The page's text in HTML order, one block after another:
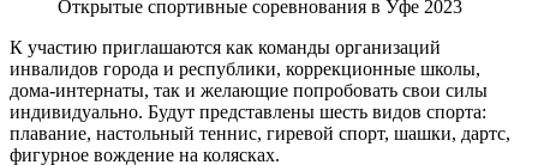
Открытые спортивные соревнования в Уфе 2023
К участию приглашаются как команды организаций
инвалидов города и республики, коррекционные школы,
дома-интернаты, так и желающие попробовать свои силы
индивидуально. Будут представлены шесть видов спорта:
плавание, настольный теннис, гиревой спорт, шашки, дартс,
фигурное вождение на колясках.